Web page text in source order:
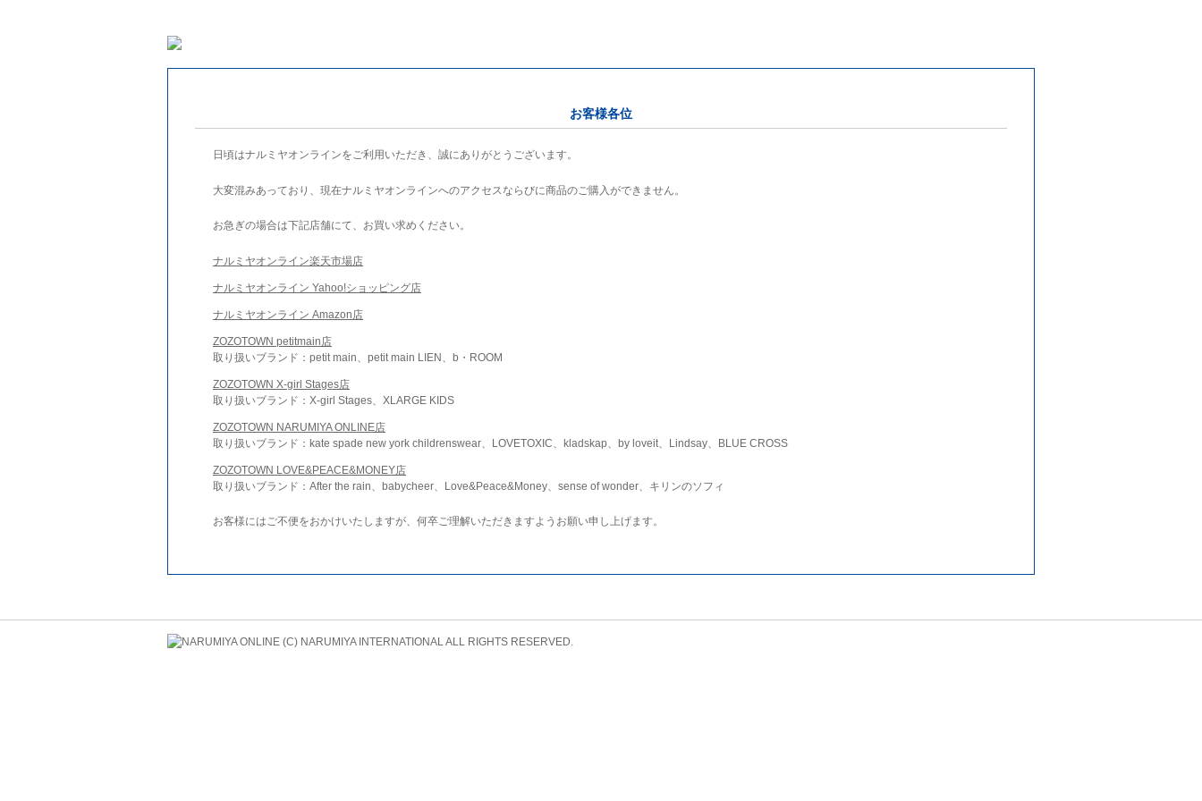
お客様各位
日頃はナルミヤオンラインをご利用いただき、誠にありがとうございます。
大変混みあっており、現在ナルミヤオンラインへのアクセスならびに商品のご購入ができません。
お急ぎの場合は下記店舗にて、お買い求めください。
ナルミヤオンライン楽天市場店
ナルミヤオンライン Yahoo!ショッピング店
ナルミヤオンライン Amazon店
ZOZOTOWN petitmain店
取り扱いブランド：petit main、petit main LIEN、b・ROOM
ZOZOTOWN X-girl Stages店
取り扱いブランド：X-girl Stages、XLARGE KIDS
ZOZOTOWN NARUMIYA ONLINE店
取り扱いブランド：kate spade new york childrenswear、LOVETOXIC、kladskap、by loveit、Lindsay、BLUE CROSS
ZOZOTOWN LOVE&PEACE&MONEY店
取り扱いブランド：After the rain、babycheer、Love&Peace&Money、sense of wonder、キリンのソフィ
お客様にはご不便をおかけいたしますが、何卒ご理解いただきますようお願い申し上げます。